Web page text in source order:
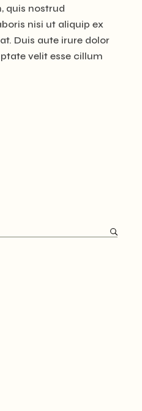
quis nostrud
nisi ut aliquip ex
Duis aute irure dolor
velit esse cillum